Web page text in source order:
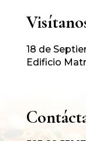
18 de
Edificio